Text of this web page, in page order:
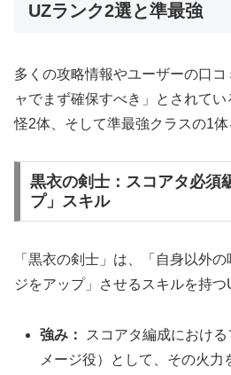
UZランク2選と準最強
多くの攻略情報やユーザーの口
ャでまず確保すべき」とされて
怪2体、そして準最強クラスの1体
黒衣の剣士：スコアタ必須
プ」スキル
「黒衣の剣士」は、「自身以外
ジをアップ」させるスキルを持つ
強み：
スコアタ編成におけ
メージ役）として、その火